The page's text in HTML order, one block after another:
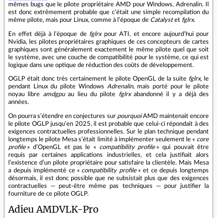
mêmes bugs que le pilote propriétaire AMD pour Windows, Adrenalin. Il
est donc extrêmement probable que c’était une simple recompilation du
même pilote, mais pour Linux, comme à l’époque de Catalystet fglrx.
En effet déjà à l’époque de fglrxpour ATI, et encore aujourd’hui pour
Nvidia, les pilotes propriétaires graphiques de ces concepteurs de cartes
graphiques sont généralement exactement le même pilote quel que soit
le système, avec une couche de compatibilité pour le système, ce qui est
logique dans une optique de réduction des coûts de développement.
OGLP était donc très certainement le pilote OpenGL de la suite fglrx, le
pendant Linux du pilote Windows Adrenalin, mais porté pour le pilote
noyau libre amdgpuau lieu du pilote fglrxabandonné il y a déjà des
années.
On pourra s’étendre en conjectures sur pourquoiAMD maintenait encore
le pilote OGLP jusqu’en 2025, il est probable que celui-ci répondait à des
exigences contractuelles professionnelles. Sur le plan technique pendant
longtemps le pilote Mesa s’était limité à implémenter seulement le « core
profile» d’OpenGL et pas le « compatibility profile» qui pouvait être
requis par certaines applications industrielles, et cela justifiait alors
l’existence d’un pilote propriétaire pour satisfaire la clientèle. Mais Mesa
a depuis implémenté ce « compatibility profile» et ce depuis longtemps
désormais, il est donc possible que ne subsistait plus que des exigences
contractuelles — peut-être même pas techniques — pour justifier la
fourniture de ce pilote OGLP.
Adieu AMDVLK-Pro